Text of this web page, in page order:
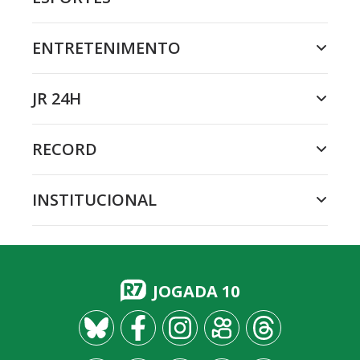
ENTRETENIMENTO
JR 24H
RECORD
INSTITUCIONAL
JOGADA 10